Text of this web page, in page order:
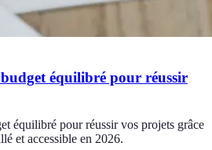
équilibré pour réussir
équilibré pour réussir vos projets grâce
et accessible en 2026.